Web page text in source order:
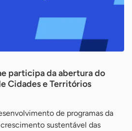
participa da abertura do
Cidades e Territórios
de programas da
sustentável das